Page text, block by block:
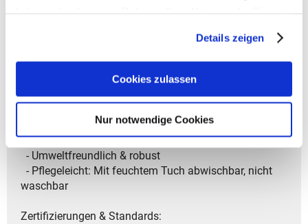
Details zeigen
Cookies zulassen
Nur notwendige Cookies
- 5 Liter Volumenerweiterung für mehr Platz
Material & Nachhaltigkeit:
- Hergestellt aus bis zu 100 % recycelten PET-Flaschen
- Innenfutter: 100 % Polyester
- Wasserabweisend und PFC-frei imprägniert
- Umweltfreundlich & robust
- Pflegeleicht: Mit feuchtem Tuch abwischbar, nicht
waschbar
Zertifizierungen & Standards: